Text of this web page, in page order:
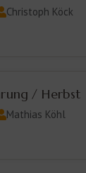
Christoph Köck
/ Herbst
Mathias Köhl